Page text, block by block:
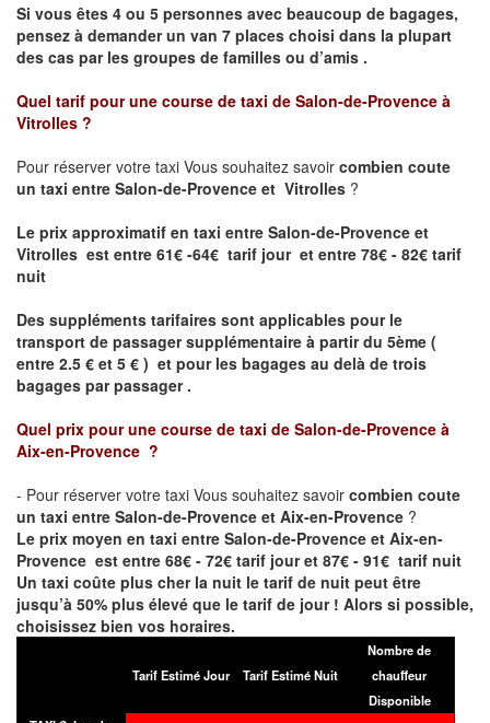
Si vous êtes 4 ou 5 personnes avec beaucoup de bagages,
pensez à demander un van 7 places choisi dans la plupart
des cas par les groupes de familles ou d’amis .
Quel tarif pour une course de taxi de Salon-de-Provence à
Vitrolles ?
Pour réserver votre taxi Vous souhaitez savoir combien coute
un taxi entre Salon-de-Provence et Vitrolles ?
Le prix approximatif en taxi entre Salon-de-Provence et
Vitrolles est entre 61€ -64€ tarif jour et entre 78€ - 82€ tarif
nuit
Des suppléments tarifaires sont applicables pour le
transport de passager supplémentaire à partir du 5ème (
entre 2.5 € et 5 € ) et pour les bagages au delà de trois
bagages par passager .
Quel prix pour une course de taxi de Salon-de-Provence à
Aix-en-Provence ?
- Pour réserver votre taxi Vous souhaitez savoir combien coute
un taxi entre Salon-de-Provence et Aix-en-Provence ?
Le prix moyen en taxi entre Salon-de-Provence et Aix-en-
Provence est entre 68€ - 72€ tarif jour et 87€ - 91€ tarif nuit
Un taxi coûte plus cher la nuit le tarif de nuit peut être
jusqu’à 50% plus élevé que le tarif de jour ! Alors si possible,
choisissez bien vos horaires.
Tarif Estimé Jour Tarif Estimé Nuit
Nombre de
chauffeur
Disponible